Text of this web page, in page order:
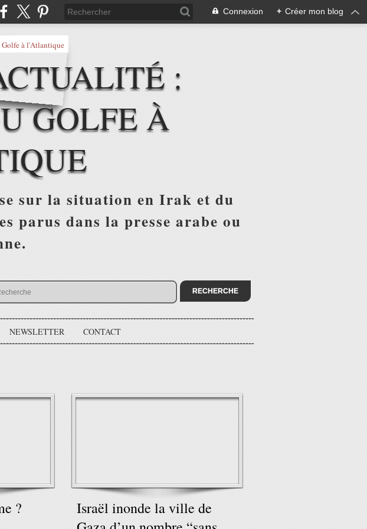
Connexion + Créer mon blog
:
GOLFE À
sur la situation en Irak et du
dans la presse arabe ou
NEWSLETTER CONTACT
?
Israël inonde la ville de